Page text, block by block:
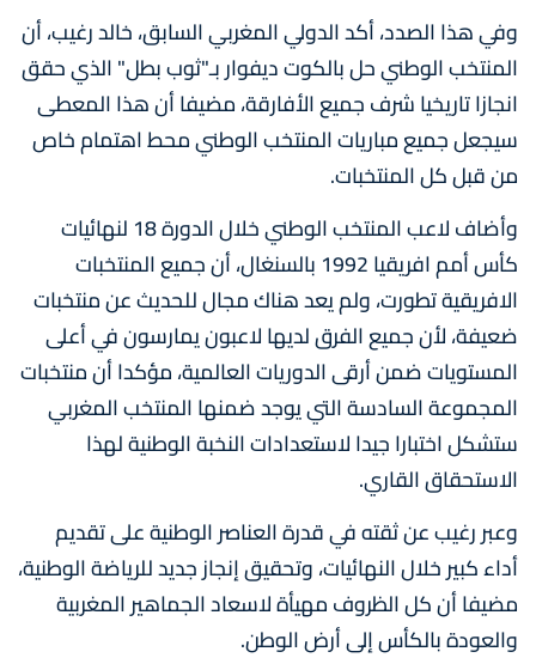
وفي هذا الصدد، أكد الدولي المغربي السابق، خالد رغيب، أن
المنتخب الوطني حل بالكوت ديفوار بـ"ثوب بطل" الذي حقق
انجازا تاريخيا شرف جميع الأفارقة، مضيفا أن هذا المعطى
سيجعل جميع مباريات المنتخب الوطني محط اهتمام خاص
من قبل كل المنتخبات.
وأضاف لاعب المنتخب الوطني خلال الدورة 18 لنهائيات
كأس أمم افريقيا 1992 بالسنغال، أن جميع المنتخبات
الافريقية تطورت، ولم يعد هناك مجال للحديث عن منتخبات
ضعيفة، لأن جميع الفرق لديها لاعبون يمارسون في أعلى
المستويات ضمن أرقى الدوريات العالمية، مؤكدا أن منتخبات
المجموعة السادسة التي يوجد ضمنها المنتخب المغربي
ستشكل اختبارا جيدا لاستعدادات النخبة الوطنية لهذا
الاستحقاق القاري.
وعبر رغيب عن ثقته في قدرة العناصر الوطنية على تقديم
أداء كبير خلال النهائيات، وتحقيق إنجاز جديد للرياضة الوطنية،
مضيفا أن كل الظروف مهيأة لاسعاد الجماهير المغربية
والعودة بالكأس إلى أرض الوطن.